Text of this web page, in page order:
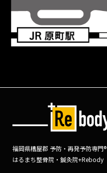
福岡県糟屋郡 予防・再発予防専門®
はるまち整骨院・鍼灸院+Rebody